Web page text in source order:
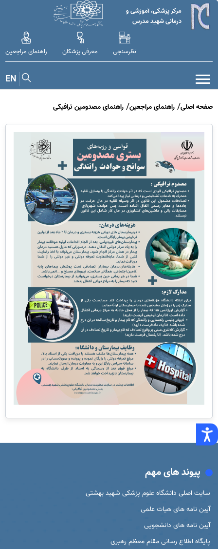
مرکز پزشکی، آموزشی و
درمانی شهید مدرس
نظرسنجی معرفی پزشکان راهنمای مراجعین
EN
صفحه اصلی راهنمای مراجعین راهنمای مصدومین ترافیکی
پیوند های مهم
سایت اصلی دانشگاه علوم پزشکی شهید بهشتی
آیین نامه های هیات علمی
آیین نامه های دانشجویی
پایگاه اطلاع رسانی مقام معظم رهبری